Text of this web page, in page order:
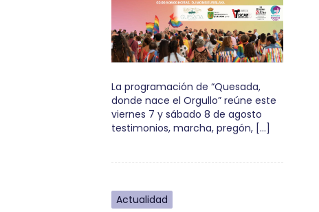
La programación de “Quesada,
donde nace el Orgullo” reúne este
viernes 7 y sábado 8 de agosto
testimonios, marcha, pregón, […]
Actualidad